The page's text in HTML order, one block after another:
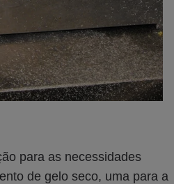
para as necessidades
de gelo seco, uma para a